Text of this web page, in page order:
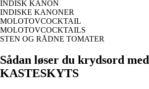
INDISK KANON
INDISKE KANONER
MOLOTOVCOCKTAIL
MOLOTOVCOCKTAILS
STEN OG RÅDNE TOMATER
Sådan løser du krydsord med
KASTESKYTS